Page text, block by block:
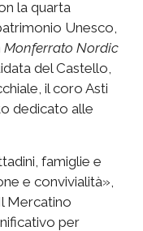
la quarta
Unesco,
Monferrato Nordic
del Castello,
il coro Asti
dedicato alle
famiglie e
e convivialità»,
Mercatino
per